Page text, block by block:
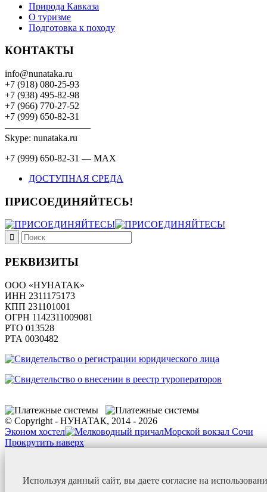
Природа Кавказа
О туризме
Подготовка к походу
КОНТАКТЫ
info@nunataka.ru
+7 (918) 080-25-93
+7 (938) 495-82-98
+7 (966) 770-27-52
+7 (999) 650-82-31
—————————
Skype: nunataka.ru
+7 (999) 650-82-31 — MAX
ДОСТУПНАЯ СРЕДА
ПРИСОЕДИНЯЙТЕСЬ!
РЕКВИЗИТЫ
ООО «НУНАТАК»
ИНН 2311175173
КПП 231101001
ОГРН 1142311009081
PTO 013528
РТА 0030482
© Copyright - НУНАТАК, 2014 - 2026
Эконом хостел
Морской вокзал Сочи
Прокрутить наверх
Используя данный сайт, вы даете согласие на